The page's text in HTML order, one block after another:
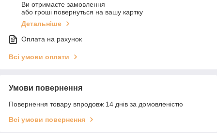
Ви отримаєте замовлення
або гроші повернуться на вашу картку
Детальніше
Оплата на рахунок
Всі умови оплати
Умови повернення
Повернення товару впродовж 14 днів за домовленістю
Всі умови повернення